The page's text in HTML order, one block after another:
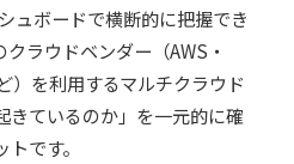
ュボードで横断的に把握でき
ラウドベンダー（AWS・
を利用するマルチクラウド
きているのか」を一元的に確
です。